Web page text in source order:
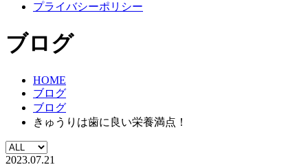
プライバシーポリシー
ブログ
HOME
ブログ
ブログ
きゅうりは歯に良い栄養満点！
2023.07.21